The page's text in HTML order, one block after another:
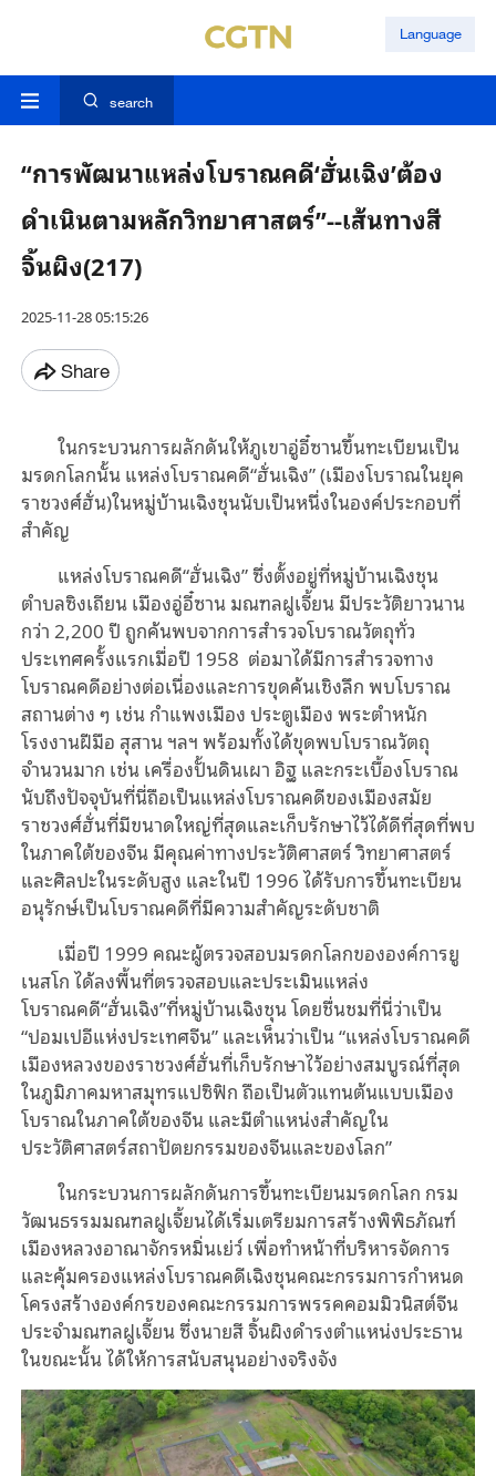
Language
search
“การพัฒนาแหล่งโบราณคดี‘ฮั่นเฉิง’ต้อง
ดำเนินตามหลักวิทยาศาสตร์”--เส้นทางสี
จิ้นผิง(217)
2025-11-28 05:15:26
Share
ในกระบวนการผลักดันให้ภูเขาอู่อี๋ซานขึ้นทะเบียนเป็น
มรดกโลกนั้น แหล่งโบราณคดี“ฮั่นเฉิง” (เมืองโบราณในยุค
ราชวงศ์ฮั่น)ในหมู่บ้านเฉิงชุนนับเป็นหนึ่งในองค์ประกอบที่
สำคัญ
แหล่งโบราณคดี“ฮั่นเฉิง” ซึ่งตั้งอยู่ที่หมู่บ้านเฉิงชุน
ตำบลซิงเถียน เมืองอู่อี๋ซาน มณฑลฝูเจี้ยน มีประวัติยาวนาน
กว่า 2,200 ปี ถูกค้นพบจากการสำรวจโบราณวัตถุทั่ว
ประเทศครั้งแรกเมื่อปี 1958 ต่อมาได้มีการสำรวจทาง
โบราณคดีอย่างต่อเนื่องและการขุดค้นเชิงลึก พบโบราณ
สถานต่าง ๆ เช่น กำแพงเมือง ประตูเมือง พระตำหนัก
โรงงานฝีมือ สุสาน ฯลฯ พร้อมทั้งได้ขุดพบโบราณวัตถุ
จำนวนมาก เช่น เครื่องปั้นดินเผา อิฐ และกระเบื้องโบราณ
นับถึงปัจจุบันที่นี่ถือเป็นแหล่งโบราณคดีของเมืองสมัย
ราชวงศ์ฮั่นที่มีขนาดใหญ่ที่สุดและเก็บรักษาไว้ได้ดีที่สุดที่พบ
ในภาคใต้ของจีน มีคุณค่าทางประวัติศาสตร์ วิทยาศาสตร์
และศิลปะในระดับสูง และในปี 1996 ได้รับการขึ้นทะเบียน
อนุรักษ์เป็นโบราณคดีที่มีความสำคัญระดับชาติ
เมื่อปี 1999 คณะผู้ตรวจสอบมรดกโลกขององค์การยู
เนสโก ได้ลงพื้นที่ตรวจสอบและประเมินแหล่ง
โบราณคดี“ฮั่นเฉิง”ที่หมู่บ้านเฉิงชุน โดยชื่นชมที่นี่ว่าเป็น
“ปอมเปอีแห่งประเทศจีน” และเห็นว่าเป็น “แหล่งโบราณคดี
เมืองหลวงของราชวงศ์ฮั่นที่เก็บรักษาไว้อย่างสมบูรณ์ที่สุด
ในภูมิภาคมหาสมุทรแปซิฟิก ถือเป็นตัวแทนต้นแบบเมือง
โบราณในภาคใต้ของจีน และมีตำแหน่งสำคัญใน
ประวัติศาสตร์สถาปัตยกรรมของจีนและของโลก”
ในกระบวนการผลักดันการขึ้นทะเบียนมรดกโลก กรม
วัฒนธรรมมณฑลฝูเจี้ยนได้เริ่มเตรียมการสร้างพิพิธภัณฑ์
เมืองหลวงอาณาจักรหมิ่นเย่ว์ เพื่อทำหน้าที่บริหารจัดการ
และคุ้มครองแหล่งโบราณคดีเฉิงชุนคณะกรรมการกำหนด
โครงสร้างองค์กรของคณะกรรมการพรรคคอมมิวนิสต์จีน
ประจำมณฑลฝูเจี้ยน ซึ่งนายสี จิ้นผิงดำรงตำแหน่งประธาน
ในขณะนั้น ได้ให้การสนับสนุนอย่างจริงจัง